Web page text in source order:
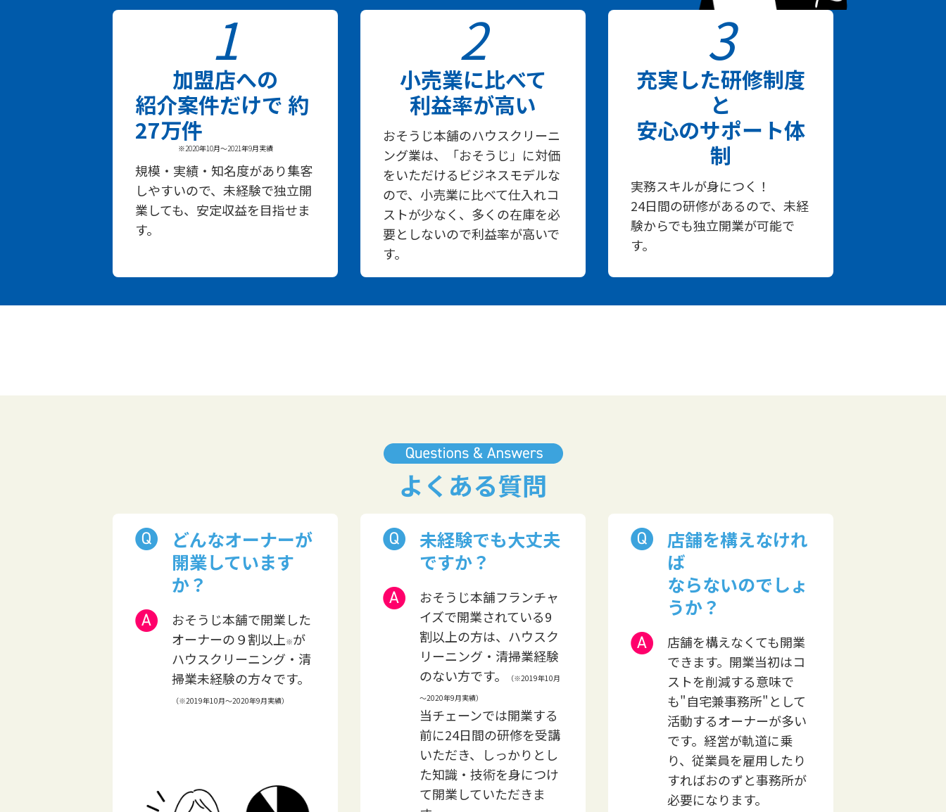
1
加盟店への
紹介案件だけで 約
27万件
※2020年10月～2021年9月実績
規模・実績・知名度があり集客
しやすいので、未経験で独立開
業しても、安定収益を目指せま
す。
2
小売業に比べて
利益率が高い
おそうじ本舗のハウスクリーニ
ング業は、「おそうじ」に対価
をいただけるビジネスモデルな
ので、小売業に比べて仕入れコ
ストが少なく、多くの在庫を必
要としないので利益率が高いで
す。
3
充実した研修制度
と
安心のサポート体
制
実務スキルが身につく！
24日間の研修があるので、未経
験からでも独立開業が可能で
す。
よくある質問
どんなオーナーが
開業しています
か？
おそうじ本舗で開業した
オーナーの９割以上※が
ハウスクリーニング・清
掃業未経験の方々です。
（※2019年10月～2020年9月実績）
未経験でも大丈夫
ですか？
おそうじ本舗フランチャ
イズで開業されている9
割以上の方は、ハウスク
リーニング・清掃業経験
のない方です。
（※2019年10月
～2020年9月実績）
当チェーンでは開業する
前に24日間の研修を受講
いただき、しっかりとし
た知識・技術を身につけ
て開業していただきま
店舗を構えなけれ
ば
ならないのでしょ
うか？
店舗を構えなくても開業
できます。開業当初はコ
ストを削減する意味で
も"自宅兼事務所"として
活動するオーナーが多い
です。経営が軌道に乗
り、従業員を雇用したり
すればおのずと事務所が
必要になります。